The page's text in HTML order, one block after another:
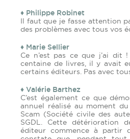
♦ Philippe Robinet
Il faut que je fasse attention
des problèmes avec tous vos
♦ Marie Sellier
Ce n’est pas ce que j’ai dit
centaine de livres, il y avait
certains éditeurs. Pas avec
♦ Valérie Barthez
C’est également ce que
annuel réalisé au moment
Scam (Société civile des
SGDL. Cette détérioration
éditeur commence à partir